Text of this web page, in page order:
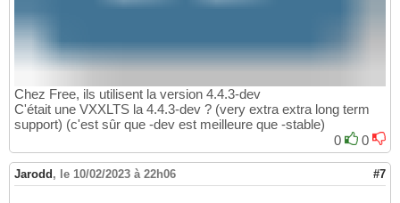
Chez Free, ils utilisent la version 4.4.3-dev
C'était une VXXLTS la 4.4.3-dev ? (very extra extra long term
support) (c'est sûr que -dev est meilleure que -stable)
0
0
Jarodd , le 10/02/2023 à 22h06 #7